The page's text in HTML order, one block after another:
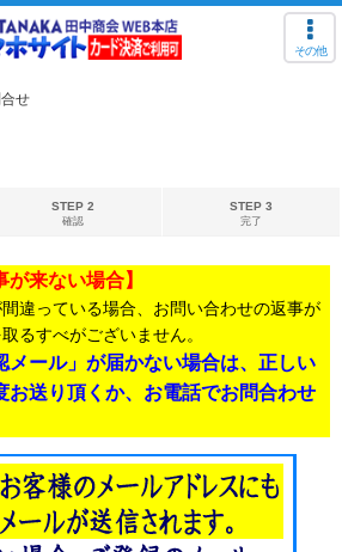
その他
せ
STEP 2
確認
STEP 3
完了
が来ない場合】
違っている場合、お問い合わせの返事が
るすべがございません。
メール」が届かない場合は、正しい
お送り頂くか、お電話でお問合わせ